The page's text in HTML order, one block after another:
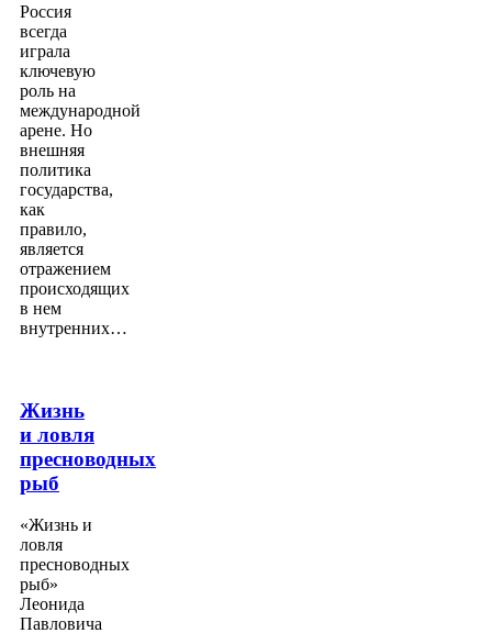
Россия
всегда
играла
ключевую
роль на
международной
арене. Но
внешняя
политика
государства,
как
правило,
является
отражением
происходящих
в нем
внутренних…
Жизнь
и ловля
пресноводных
рыб
«Жизнь и
ловля
пресноводных
рыб»
Леонида
Павловича